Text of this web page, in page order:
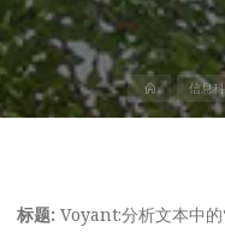
首
页
信息
标题: Voyant:分析文本中的